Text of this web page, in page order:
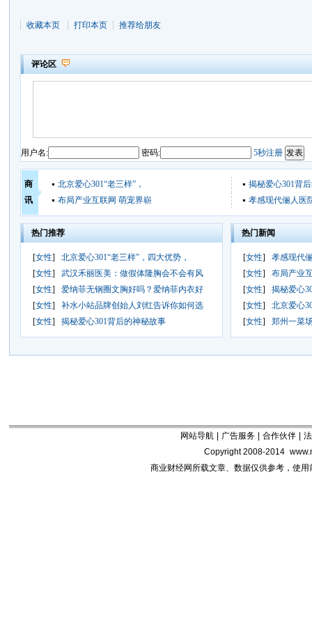
收藏本页 打印本页 推荐给朋友
评论区
用户名: 密码: 5秒注册
商
讯
北京爱心301“老三样”，
揭秘爱心301背
布局产业互联网 萌宠界崭
孝感现代俪人医
热门推荐
[女性]
北京爱心301“老三样”，四大优势，
[女性]
武汉禾丽医美：做假体隆胸会不会有风
[女性]
爱纳菲无钢圈文胸好吗？爱纳菲内衣好
[女性]
补水小站品牌创始人刘红告诉你如何选
[女性] 揭秘爱心301背后的神秘故事
热门新闻
[女性]
孝感现代
[女性]
布局产业
[女性]
揭秘爱心
[女性]
北京爱心
[女性] 郑州一菜
网站导航 广告服务 合作伙伴
Copyright 2008-2014
商业财经网所载文章、数据仅供参考，使